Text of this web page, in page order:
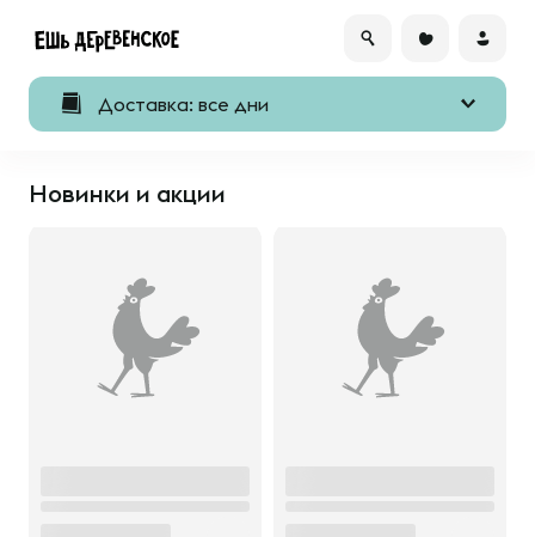
Доставка: все дни
Новинки и акции